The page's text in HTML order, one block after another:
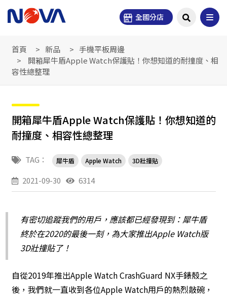
全國分店
首頁 新品
手機平板周邊
開箱犀牛盾Apple Watch保護貼！你想知道的耐撞度、相
容性總整理
開箱犀牛盾Apple Watch保護貼！你想知道的
耐撞度、相容性總整理
TAG： 犀牛盾 Apple Watch 3D壯撞貼
2021-09-30 6314
有密切追蹤我們的用戶，應該都已經發現到：犀牛盾
終於在2020的最後一刻，為大家推出Apple Watch版
3D壯撞貼了！
自從2019年推出Apple Watch CrashGuard NX手錶殼之
後，我們就一直收到各位Apple Watch用戶的熱烈敲碗，